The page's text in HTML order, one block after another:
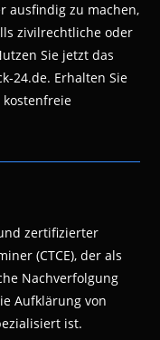
ausfindig zu machen,
zivilrechtliche oder
Sie jetzt das
24.de. Erhalten Sie
zertifizierter
(CTCE), der als
Nachverfolgung
Aufklärung von
ist.